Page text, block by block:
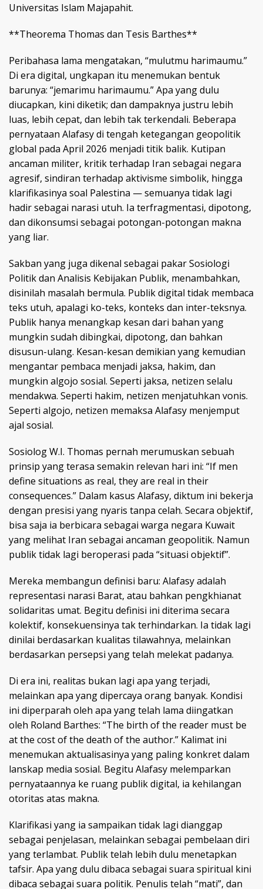
Universitas Islam Majapahit.
**Theorema Thomas dan Tesis Barthes**
Peribahasa lama mengatakan, “mulutmu harimaumu.”
Di era digital, ungkapan itu menemukan bentuk
barunya: “jemarimu harimaumu.” Apa yang dulu
diucapkan, kini diketik; dan dampaknya justru lebih
luas, lebih cepat, dan lebih tak terkendali. Beberapa
pernyataan Alafasy di tengah ketegangan geopolitik
global pada April 2026 menjadi titik balik. Kutipan
ancaman militer, kritik terhadap Iran sebagai negara
agresif, sindiran terhadap aktivisme simbolik, hingga
klarifikasinya soal Palestina — semuanya tidak lagi
hadir sebagai narasi utuh. Ia terfragmentasi, dipotong,
dan dikonsumsi sebagai potongan-potongan makna
yang liar.
Sakban yang juga dikenal sebagai pakar Sosiologi
Politik dan Analisis Kebijakan Publik, menambahkan,
disinilah masalah bermula. Publik digital tidak membaca
teks utuh, apalagi ko-teks, konteks dan inter-teksnya.
Publik hanya menangkap kesan dari bahan yang
mungkin sudah dibingkai, dipotong, dan bahkan
disusun-ulang. Kesan-kesan demikian yang kemudian
mengantar pembaca menjadi jaksa, hakim, dan
mungkin algojo sosial. Seperti jaksa, netizen selalu
mendakwa. Seperti hakim, netizen menjatuhkan vonis.
Seperti algojo, netizen memaksa Alafasy menjemput
ajal sosial.
Sosiolog W.I. Thomas pernah merumuskan sebuah
prinsip yang terasa semakin relevan hari ini: “If men
define situations as real, they are real in their
consequences.” Dalam kasus Alafasy, diktum ini bekerja
dengan presisi yang nyaris tanpa celah. Secara objektif,
bisa saja ia berbicara sebagai warga negara Kuwait
yang melihat Iran sebagai ancaman geopolitik. Namun
publik tidak lagi beroperasi pada “situasi objektif”.
Mereka membangun definisi baru: Alafasy adalah
representasi narasi Barat, atau bahkan pengkhianat
solidaritas umat. Begitu definisi ini diterima secara
kolektif, konsekuensinya tak terhindarkan. Ia tidak lagi
dinilai berdasarkan kualitas tilawahnya, melainkan
berdasarkan persepsi yang telah melekat padanya.
Di era ini, realitas bukan lagi apa yang terjadi,
melainkan apa yang dipercaya orang banyak. Kondisi
ini diperparah oleh apa yang telah lama diingatkan
oleh Roland Barthes: “The birth of the reader must be
at the cost of the death of the author.” Kalimat ini
menemukan aktualisasinya yang paling konkret dalam
lanskap media sosial. Begitu Alafasy melemparkan
pernyataannya ke ruang publik digital, ia kehilangan
otoritas atas makna.
Klarifikasi yang ia sampaikan tidak lagi dianggap
sebagai penjelasan, melainkan sebagai pembelaan diri
yang terlambat. Publik telah lebih dulu menetapkan
tafsir. Apa yang dulu dibaca sebagai suara spiritual kini
dibaca sebagai suara politik. Penulis telah “mati”, dan